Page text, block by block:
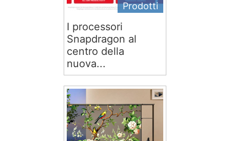
Prodotti
I processori
Snapdragon al
centro della
nuova...